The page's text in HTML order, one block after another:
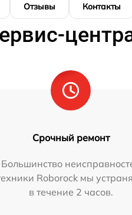
Отзывы Контакты
Срочный ремонт
Большинство
Roborock мы
в течение 2 часов.